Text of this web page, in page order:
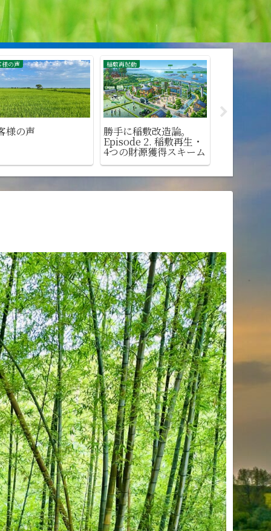
）染谷五右エ門商
稲敷再起動
勝手に稲敷改造論。
Episode 3. エアポート
シティ構想に全力で乗
れ！